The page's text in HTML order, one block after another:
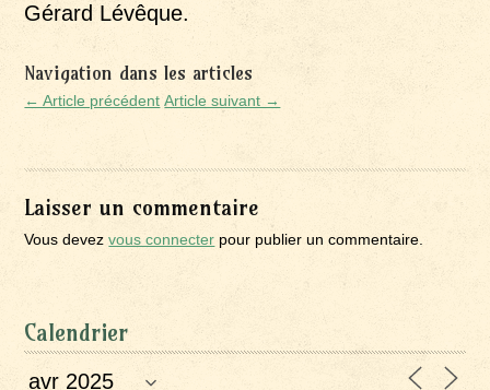
Gérard Lévêque.
Navigation dans les articles
← Article précédent Article suivant →
Laisser un commentaire
Vous devezvous connecter pour publier un commentaire.
Calendrier